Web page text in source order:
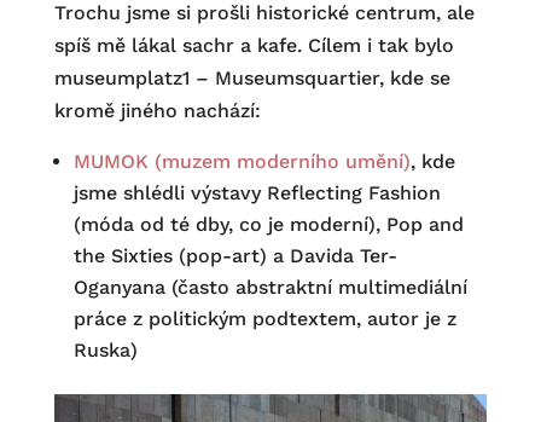
Trochu jsme si prošli historické centrum, ale
spíš mě lákal sachr a kafe. Cílem i tak bylo
museumplatz1 – Museumsquartier, kde se
kromě jiného nachází:
MUMOK (muzem moderního umění), kde
jsme shlédli výstavy Reflecting Fashion
(móda od té dby, co je moderní), Pop and
the Sixties (pop-art) a Davida Ter-
Oganyana (často abstraktní multimediální
práce z politickým podtextem, autor je z
Ruska)